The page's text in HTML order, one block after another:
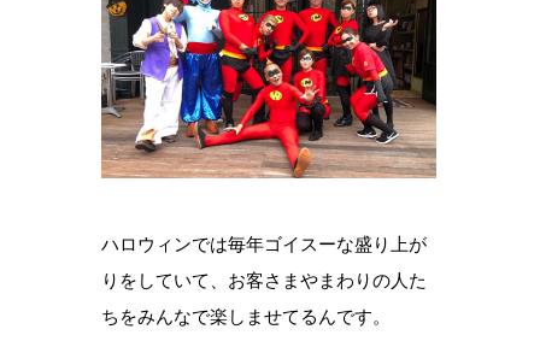
ハロウィンでは毎年ゴイスーな盛り上が
りをしていて、お客さまやまわりの人た
ちをみんなで楽しませてるんです。